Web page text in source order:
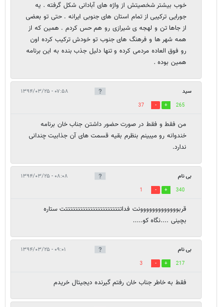
خوب بیشتر شخصیتش از واژه های آبادانی شکل گرفته . یه
جورایی ترکیبی از تمام استان های جنوبی ایرانه . حتی تو بعضی
از جاها تن و لهجه ی شیرازی رو هم حس کردم . همین که از
همه شهر ها و فرهنگ های جنوب تو خودش ترکیب کرده اون
رو فوق العاده مردمی کرده و تنها دلیل جذب بنده به این برنامه
همین بوده .
سید ۰۷:۵۸ - ۱۳۹۴/۰۳/۲۵
265
37
من فقط و فقط در صورت حضور داشتن جناب خان برنامه
خندوانه رو میبینم بنظرم بقیه قسمت های آن جذابیت چندانی
ندارد.
بی نام ۰۸:۰۸ - ۱۳۹۴/۰۳/۲۵
340
1
قربووووووووووووونت فداتتتتتتتتتتتتتتتتتتتتتتتت ستاره
بچینی ....نگاه کو.....
بی نام ۰۹:۰۱ - ۱۳۹۴/۰۳/۲۵
217
3
فقط به خاطر جناب خان رفتم گیرنده دیجیتال خریدم